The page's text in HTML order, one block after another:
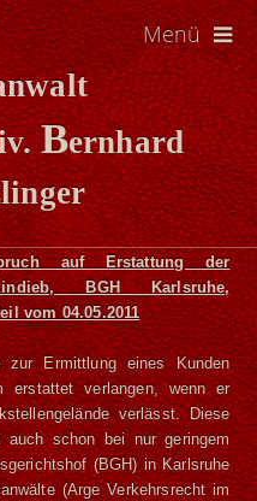
Bernhard
Menü
auf Erstattung der
BGH Karlsruhe,
vom 04.05.2011
zur Ermittlung eines Kunden
erstattet verlangen, wenn er
verlässt. Diese
auch schon bei nur geringem
(BGH) in Karlsruhe
(Arge Verkehrsrecht im